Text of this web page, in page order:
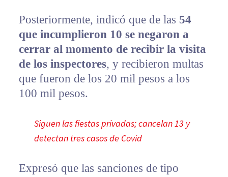
Posteriormente, indicó que de las 54
que incumplieron 10 se negaron a
cerrar al momento de recibir la visita
de los inspectores, y recibieron multas
que fueron de los 20 mil pesos a los
100 mil pesos.
Siguen las fiestas privadas; cancelan 13 y
detectan tres casos de Covid
Expresó que las sanciones de tipo